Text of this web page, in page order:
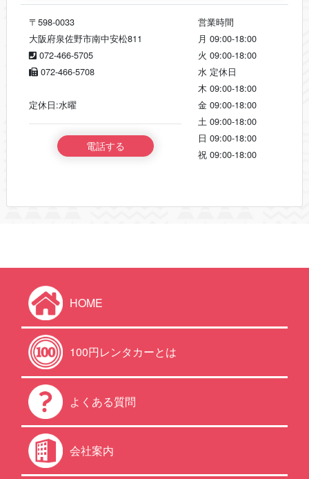
〒598-0033
大阪府泉佐野市南中安松811
072-466-5705
072-466-5708
定休日:水曜
電話する
営業時間
月 09:00-18:00
火 09:00-18:00
水 定休日
木 09:00-18:00
金 09:00-18:00
土 09:00-18:00
日 09:00-18:00
祝 09:00-18:00
HOME
100円レンタカーとは
よくある質問
会社案内